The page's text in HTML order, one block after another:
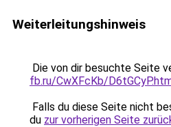
Weiterleitungshinweis
Die von dir besuchte Seite
fb.ru/CwXFcKb/
Falls du diese Seite nicht
du zur vorherigen Seite